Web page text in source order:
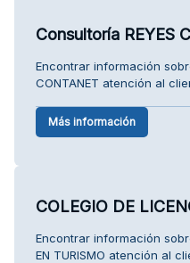
Consultoría REYES
Encontrar información
CONTANET atención al
Más información
COLEGIO DE
Encontrar información
EN TURISMO atención al